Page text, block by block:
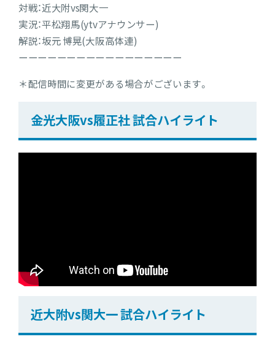
対戦：近大附vs関大一
実況：平松翔馬(ytvアナウンサー)
解説：坂元 博晃(大阪高体連)
ーーーーーーーーーーーーーーーーー
＊配信時間に変更がある場合がございます。
金光大阪vs履正社 試合ハイライト
近大附vs関大一 試合ハイライト